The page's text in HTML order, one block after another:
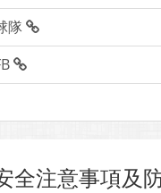
隊
全注意事項及